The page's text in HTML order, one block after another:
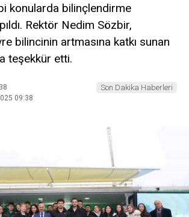
konularda bilinçlendirme
Rektör Nedim Sözbir,
bilincinin artmasına katkı sunan
teşekkür etti.
09:38
Son Dakika Haberleri